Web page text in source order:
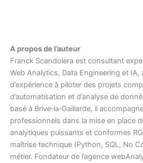
A propos de l’auteur
Franck Scandolera est consultant
Web Analytics, Data Engineering et IA,
d’expérience à piloter des projets
d’automatisation et d’analyse de
basé à Brive‑la‑Gaillarde, il
professionnels dans la mise en place
analytiques puissants et conformes
maîtrise technique (Python, SQL, No
métier. Fondateur de l’agence